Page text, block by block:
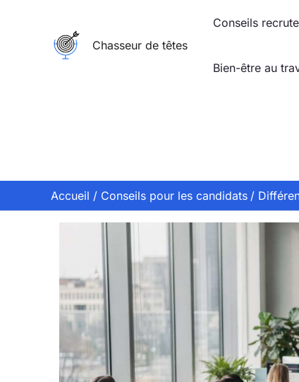
Chasseur de têtes
Conseils
Bien-être au
Accueil Conseils pour les candidats